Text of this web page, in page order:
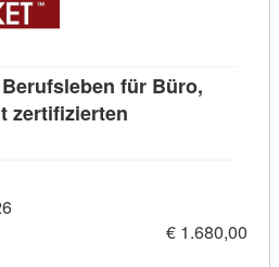
für Büro,
zertifizierten
€ 1.680,00